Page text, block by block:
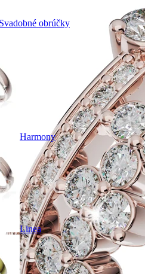
Svadobné obrúčky
Harmony
Linea